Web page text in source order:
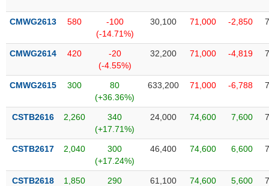
CMWG2613 580
-100
(-14.71%)
30,100 71,000 -2,850
CMWG2614 420
-20
(-4.55%)
32,200 71,000 -4,819
CMWG2615 300
80
(+36.36%)
633,200 71,000 -6,788
CSTB2616 2,260
340
(+17.71%)
24,000 74,600 7,600
CSTB2617 2,040
300
(+17.24%)
46,400 74,600 6,600
CSTB2618 1,850
290
61,100 74,600 5,600
tức
(-)
của
(-)
Báo
phân
tích